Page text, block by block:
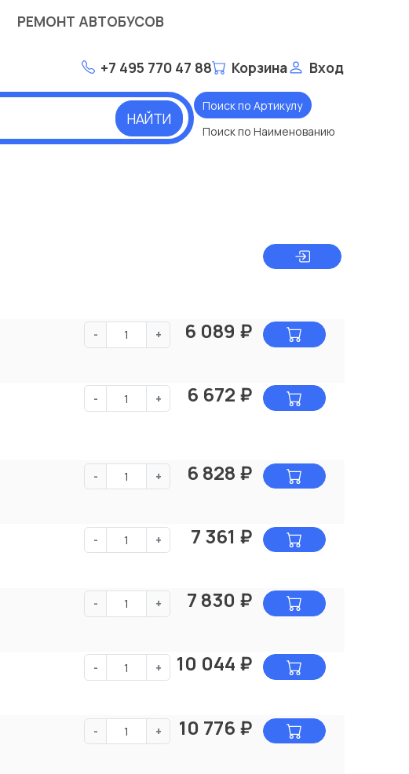
РЕМОНТ АВТОБУСОВ
+7 495 770 47 88 Корзина Вход
НАЙТИ
Поиск по Артикулу
Поиск по Наименованию
- + 6 089 ₽
- + 6 672 ₽
- + 6 828 ₽
- + 7 361 ₽
- + 7 830 ₽
- + 10 044 ₽
- + 10 776 ₽